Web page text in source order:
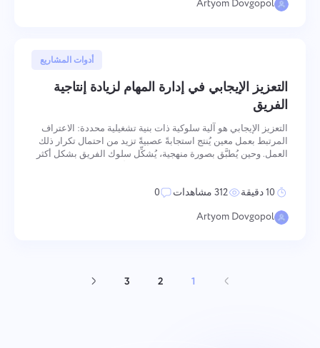
Artyom Dovgopol
أدوات المشاريع
1 مايو, 2025
التعزيز الإيجابي في إدارة المهام لزيادة إنتاجية
الفريق
التعزيز الإيجابي هو آلية سلوكية ذات بنية تشغيلية محددة: الاعتراف
المرتبط بعمل معين يُنتج استجابةً عصبيةً تزيد من احتمال تكرار ذلك
العمل. وحين يُطبَّق بصورة منهجية، يُشكِّل سلوك الفريق بشكل أكثر
10 دقيقة 312 مشاهدات
0
Artyom Dovgopol
1
2
3